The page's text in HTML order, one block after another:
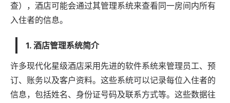
查），酒店可能会通过其管理系统来查看同一房间内所有
入住者的信息。
1. 酒店管理系统简介
许多现代化星级酒店采用先进的软件系统来管理员工、预
订、账务以及客户资料。这些系统可以记录每位入住者的
信息，包括姓名、身份证号码及联系方式等。这些数据往